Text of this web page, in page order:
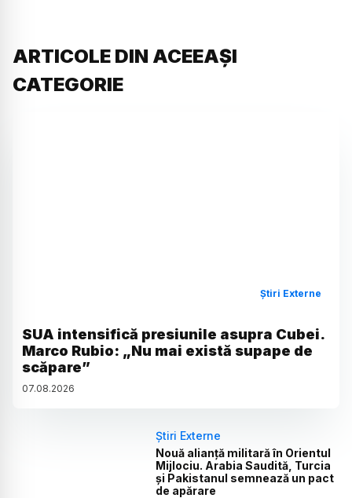
ARTICOLE DIN ACEEAȘI
CATEGORIE
Știri Externe
SUA intensifică presiunile asupra Cubei.
Marco Rubio: „Nu mai există supape de
scăpare”
07.08.2026
Știri Externe
Nouă alianță militară în Orientul
Mijlociu. Arabia Saudită, Turcia
și Pakistanul semnează un pact
de apărare